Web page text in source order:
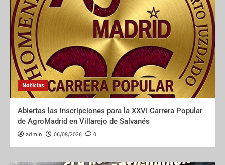
Noticias
Abiertas las inscripciones para la XXVI Carrera Popular
de AgroMadrid en Villarejo de Salvanés
admin 06/08/2026 0